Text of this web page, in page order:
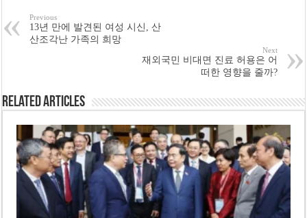
Previous
13년 만에 발견된 여성 시신, 산
산조각난 가족의 희망
Next
재외국민 비대면 진료 허용은 어
떠한 영향을 줄까?
Related Articles